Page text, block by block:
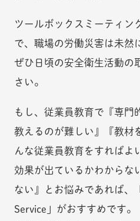
ツールボックスミーティン
で、職場の労働災害は未然
ぜひ日頃の安全衛生活動の
さい。
もし、従業員教育で『専門
教えるのが難しい』『教材
んな従業員教育をすればよ
効果が出ているかわからな
ない』とお悩みであれば、
Service」がおすすめです。